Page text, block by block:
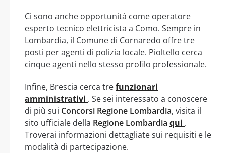
Ci sono anche opportunità come operatore
esperto tecnico elettricista a Como. Sempre in
Lombardia, il Comune di Cornaredo offre tre
posti per agenti di polizia locale. Pioltello cerca
cinque agenti nello stesso profilo professionale.
Infine, Brescia cerca trefunzionari
amministrativi . Se sei interessato a conoscere
di più sui Concorsi Regione Lombardia, visita il
sito ufficiale della Regione Lombardia qui .
Troverai informazioni dettagliate sui requisiti e le
modalità di partecipazione.